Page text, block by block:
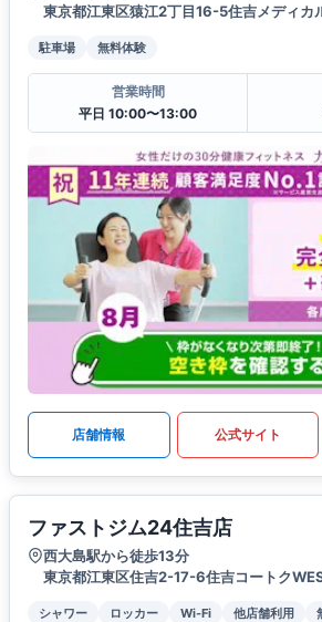
東京都江東区猿江2丁目16-5住吉メディカ
駐車場 無料体験
営業時間
平日 10:00〜13:00
店舗情報 公式サイト
ファストジム24住吉店
西大島駅から徒歩13分
東京都江東区住吉2-17-6住吉コートク
シャワー ロッカー Wi-Fi 他店舗利用